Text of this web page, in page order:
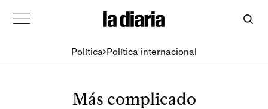
Política Política internacional
Más complicado